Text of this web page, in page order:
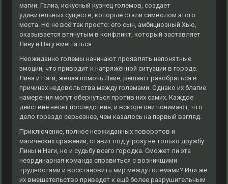
магии. Галиа, искусный кузнец големов, создает
удивительных существ, которые стали символом этого
места. Но не всё так просто: его сын, амбициозный Хью,
оказывается втянутым в конфликт, который заставляет
Лину и Нагу вмешаться.
Неожиданно големы начинают проявлять непонятные
эмоции, что приводит к напряжённой ситуации в городе.
Лина и Наги, желая помочь Лайе, решают разобраться в
причинах недовольства между големами. Однако их благие
намерения могут обернуться против них самих. Каждое
действие несет последствия, и вскоре они понимают, что
дело гораздо серьезнее, чем казалось на первый взгляд.
Приключение, полное неожиданных поворотов и
магических сражений, ставит под угрозу не только дружбу
Лины и Наги, но и судьбу всего городка. Сможет ли эта
неординарная команда справиться с возникшими
трудностями и восстановить мир между големами? Или же
их вмешательство приведет к ещё более разрушительным